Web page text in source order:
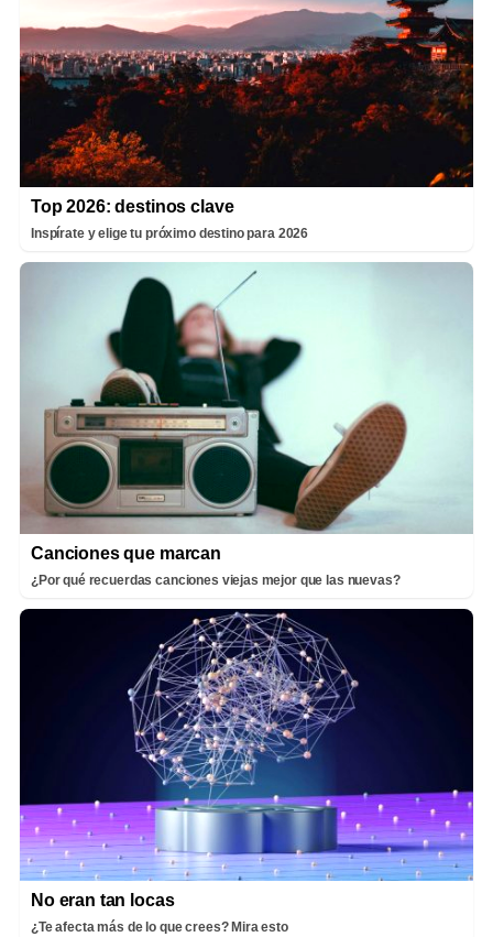
Top 2026: destinos clave
Inspírate y elige tu próximo destino para 2026
Canciones que marcan
¿Por qué recuerdas canciones viejas mejor que las nuevas?
No eran tan locas
¿Te afecta más de lo que crees? Mira esto